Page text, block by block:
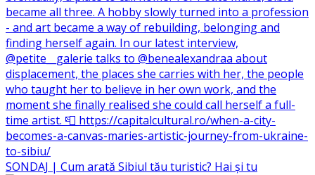
SONDAJ | Cum arată Sibiul tău turistic? Hai și tu